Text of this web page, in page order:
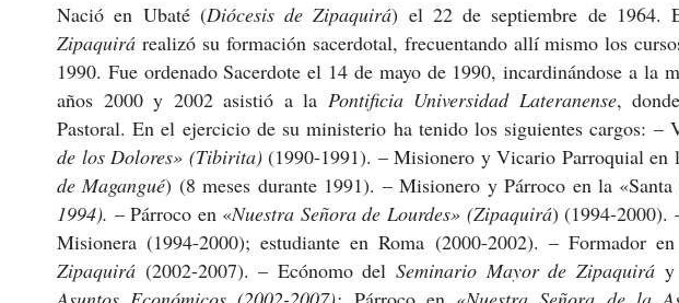
Nació en Ubaté (Diócesis de Zipaquirá) el 22 de septiembre de 1964.
Zipaquirá realizó su formación sacerdotal, frecuentando allí mismo los
1990. Fue ordenado Sacerdote el 14 de mayo de 1990, incardinándose a la
años 2000 y 2002 asistió a la Pontificia Universidad Lateranense,
Pastoral. En el ejercicio de su ministerio ha tenido los siguientes cargos: –
de los Dolores» (Tibirita)(1990-1991). – Misionero y Vicario Parroquial en
de Magangué) (8 meses durante 1991). – Misionero y Párroco en la
1994). – Párroco en «Nuestra Señora de Lourdes» (Zipaquirá) (1994-2000).
Misionera (1994-2000); estudiante en Roma (2000-2002). – Formador
Zipaquirá (2002-2007). – Ecónomo delSeminario Mayor de Zipaquirá